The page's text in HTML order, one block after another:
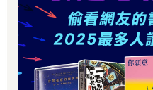
當我們應對進退時，且讓我們
生物，而是感性行事的人類，
己，自豪與讚美則會讓他們衝
美國開國元勳班傑明．富蘭克
夠世故老練，但後來搖身一變